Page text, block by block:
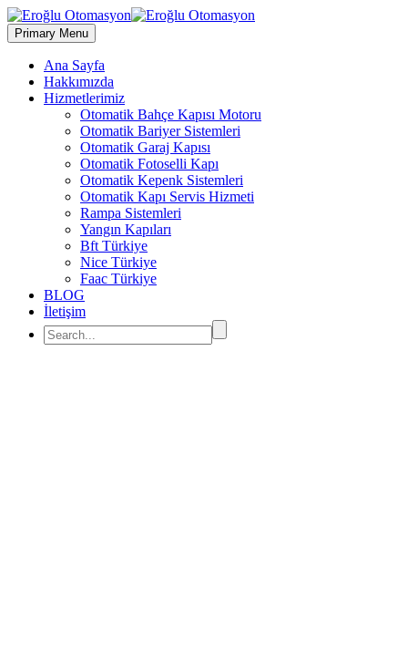
Primary Menu
Ana Sayfa
Hakkımızda
Hizmetlerimiz
Otomatik Bahçe Kapısı Motoru
Otomatik Bariyer Sistemleri
Otomatik Garaj Kapısı
Otomatik Fotoselli Kapı
Otomatik Kepenk Sistemleri
Otomatik Kapı Servis Hizmeti
Rampa Sistemleri
Yangın Kapıları
Bft Türkiye
Nice Türkiye
Faac Türkiye
BLOG
İletişim